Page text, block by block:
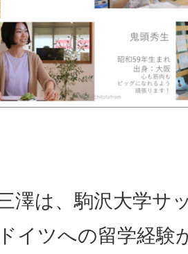
澤は、駒沢大学サ
イツへの留学経験